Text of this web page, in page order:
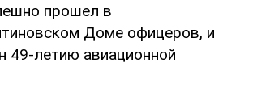
прошел в
Доме офицеров, и
49-летию авиационной